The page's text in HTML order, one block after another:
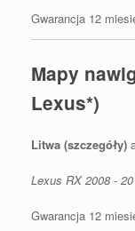
Gwarancja 12
Mapy
Lexus*)
Litwa (szczegóły)
Lexus RX 2008 -
Gwarancja 12